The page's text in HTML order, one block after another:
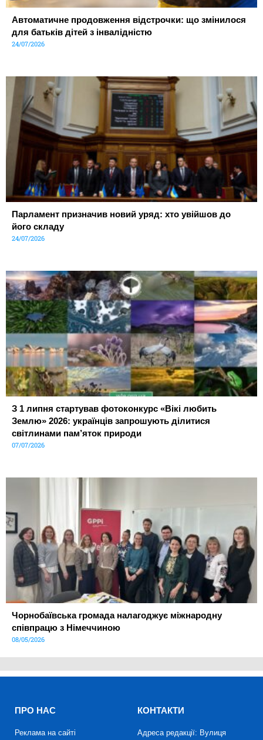
Автоматичне продовження відстрочки: що змінилося
для батьків дітей з інвалідністю
24/07/2026
Парламент призначив новий уряд: хто увійшов до
його складу
24/07/2026
З 1 липня стартував фотоконкурс «Вікі любить
Землю» 2026: українців запрошують ділитися
світлинами пам’яток природи
07/07/2026
Чорнобаївська громада налагоджує міжнародну
співпрацю з Німеччиною
08/05/2026
ПРО НАС
Реклама на сайті
КОНТАКТИ
Адреса редакції: Вулиця